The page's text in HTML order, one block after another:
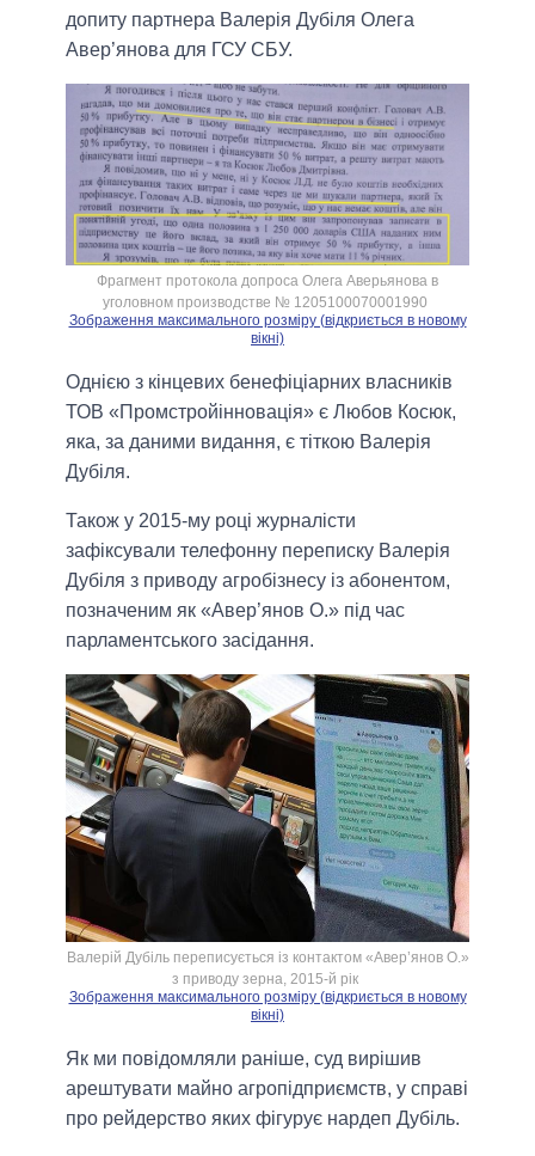
допиту партнера Валерія Дубіля Олега
Авер’янова для ГСУ СБУ.
Фрагмент протокола допроса Олега Аверьянова в
уголовном производстве № 1205100070001990
Зображення максимального розміру (відкриється в новому
вікні)
Однією з кінцевих бенефіціарних власників
ТОВ «Промстройінновація» є Любов Косюк,
яка, за даними видання, є тіткою Валерія
Дубіля.
Також у 2015-му році журналісти
зафіксували телефонну переписку Валерія
Дубіля з приводу агробізнесу із абонентом,
позначеним як «Авер’янов О.» під час
парламентського засідання.
Валерій Дубіль переписується із контактом «Авер’янов О.»
з приводу зерна, 2015-й рік
Зображення максимального розміру (відкриється в новому
вікні)
Як ми повідомляли раніше, суд вирішив
арештувати майно агропідприємств, у справі
про рейдерство яких фігурує нардеп Дубіль.